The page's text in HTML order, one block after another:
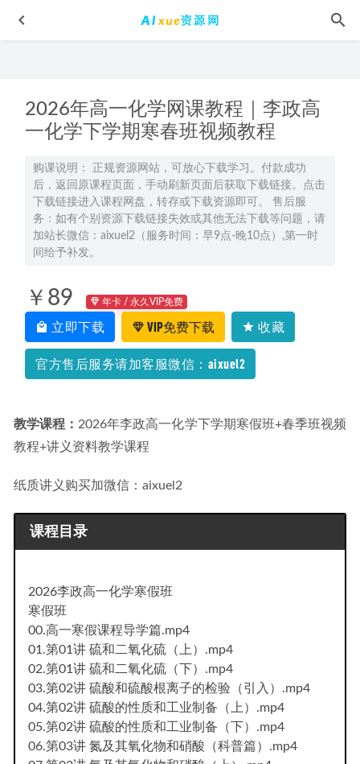
2026年高一化学网课教程｜李政高
一化学下学期寒春班视频教程
购课说明： 正规资源网站，可放心下载学习。付款成功
后，返回原课程页面，手动刷新页面后获取下载链接。点击
下载链接进入课程网盘，转存或下载资源即可。 售后服
务：如有个别资源下载链接失效或其他无法下载等问题，请
加站长微信：aixuel2（服务时间：早9点-晚10点）,第一时
间给予补发。
￥89 年卡 / 永久VIP免费
立即下载 VIP免费下载 收藏
官方售后服务请加客服微信：aixuel2
教学课程： 2026年李政高一化学下学期寒假班+春季班视频
教程+讲义资料教学课程
纸质讲义购买加微信：aixuel2
课程目录
2026李政高一化学寒假班
寒假班
00.高一寒假课程导学篇.mp4
01.第01讲 硫和二氧化硫（上）.mp4
02.第01讲 硫和二氧化硫（下）.mp4
03.第02讲 硫酸和硫酸根离子的检验（引入）.mp4
04.第02讲 硫酸的性质和工业制备（上）.mp4
05.第02讲 硫酸的性质和工业制备（下）.mp4
06.第03讲 氮及其氧化物和硝酸（科普篇）.mp4
2022年教招学科CG-语文网课教程,6.43G学习资料课程百度网
盘资源打包下载 2022-01-26
2023曲增瑞高三语文a+全年班-视频教程+讲义+密训课程
（暑/秋/寒/春班）
南方周末 故事写作实战训练营网课教程，好故事从何而来？
2022-06-22
高中语文网课教程-孙倩璐语文视频教程+讲义